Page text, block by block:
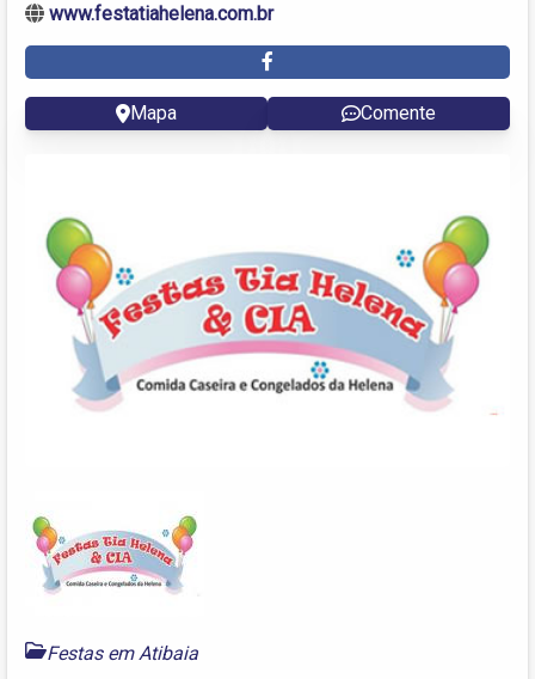
www.festatiahelena.com.br
Mapa Comente
Festas em Atibaia